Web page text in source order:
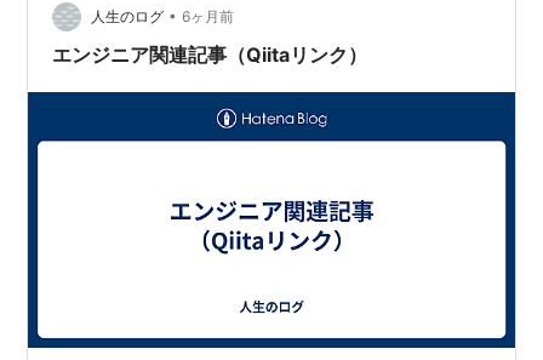
1000m → 雲海が見える標高2000m → 雪景色が見えるこ
の関係は：✅ 標高を知れば景色が予測でき…
人生のログ • 6ヶ月前
エンジニア関連記事（Qiitaリンク）